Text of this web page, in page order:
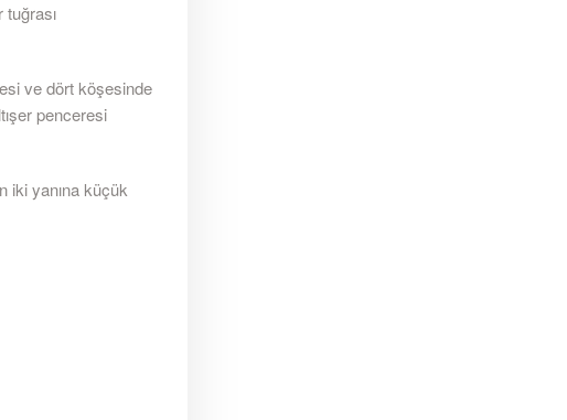
tuğrası
ve dört köşesinde
penceresi
iki yanına küçük